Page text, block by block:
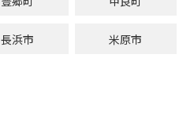
長浜市 米原市